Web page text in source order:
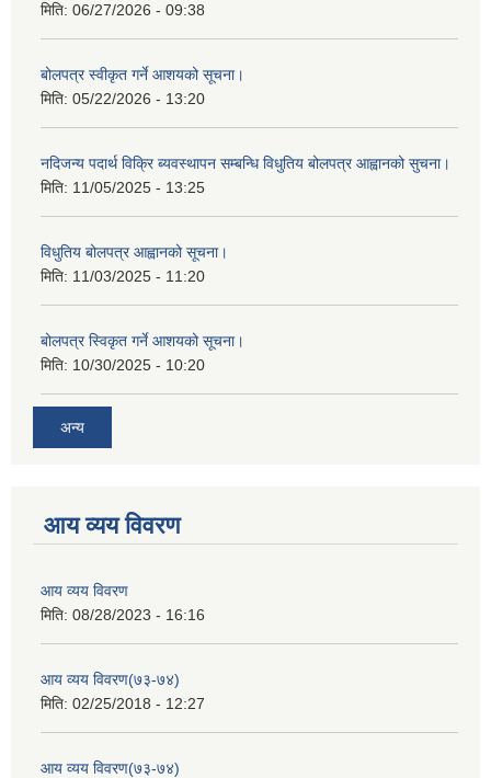
मिति: 06/27/2026 - 09:38
बोलपत्र स्वीकृत गर्ने आशयको सूचना।
मिति: 05/22/2026 - 13:20
नदिजन्य पदार्थ विक्रि ब्यवस्थापन सम्बन्धि विधुतिय बोलपत्र आह्वानको सुचना।
मिति: 11/05/2025 - 13:25
विधुतिय बोलपत्र आह्वानको सूचना।
मिति: 11/03/2025 - 11:20
बोलपत्र स्विकृत गर्ने आशयको सूचना।
मिति: 10/30/2025 - 10:20
अन्य
आय व्यय विवरण
आय व्यय विवरण
मिति: 08/28/2023 - 16:16
आय व्यय विवरण(७३-७४)
मिति: 02/25/2018 - 12:27
आय व्यय विवरण(७३-७४)